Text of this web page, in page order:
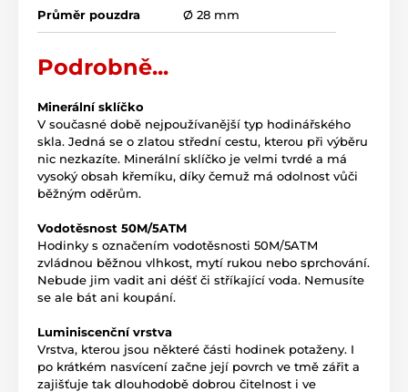
Průměr pouzdra Ø 28 mm
Podrobně...
Minerální sklíčko
V současné době nejpoužívanější typ hodinářského
skla. Jedná se o zlatou střední cestu, kterou při výběru
nic nezkazíte. Minerální sklíčko je velmi tvrdé a má
vysoký obsah křemíku, díky čemuž má odolnost vůči
běžným oděrům.
Vodotěsnost 50M/5ATM
Hodinky s označením vodotěsnosti 50M/5ATM
zvládnou běžnou vlhkost, mytí rukou nebo sprchování.
Nebude jim vadit ani déšť či stříkající voda. Nemusíte
se ale bát ani koupání.
Luminiscenční vrstva
Vrstva, kterou jsou některé části hodinek potaženy. I
po krátkém nasvícení začne její povrch ve tmě zářit a
zajišťuje tak dlouhodobě dobrou čitelnost i ve